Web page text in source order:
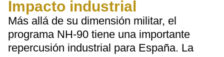
Impacto industrial
Más allá de su dimensión militar, el
programa NH-90 tiene una importante
repercusión industrial para España. La